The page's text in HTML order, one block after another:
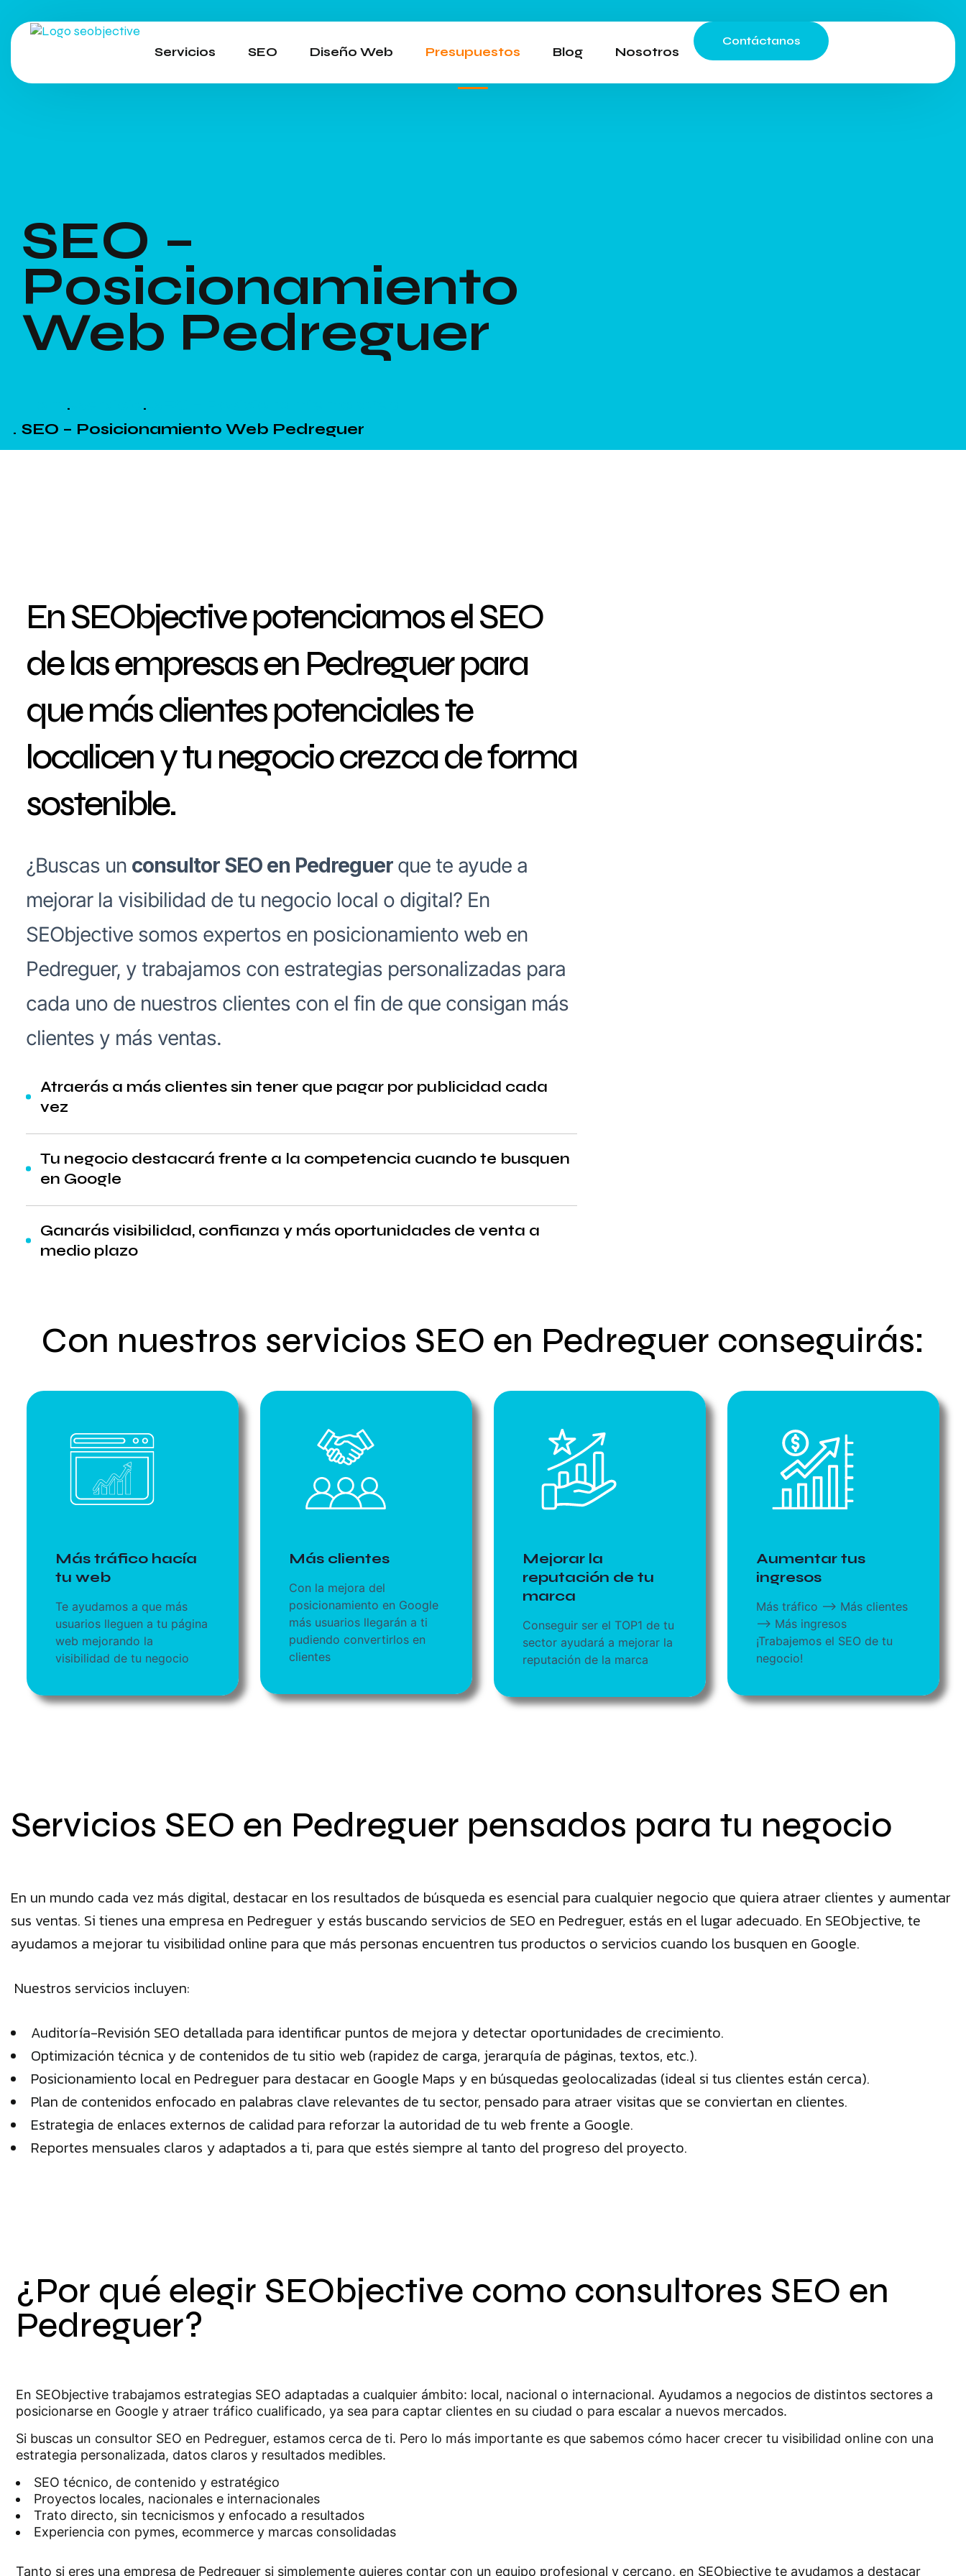
Servicios SEO Diseño Web Presupuestos Blog Nosotros
Contáctanos
SEO –
Posicionamiento
Web Pedreguer
Home Servicios
SEO – Posicionamiento Web Pedreguer
En SEObjective potenciamos el SEO
de las empresas en Pedreguer para
que más clientes potenciales te
localicen y tu negocio crezca de forma
sostenible.
¿Buscas un consultor SEO en Pedreguer que te ayude a
mejorar la visibilidad de tu negocio local o digital? En
SEObjective somos expertos en posicionamiento web en
Pedreguer, y trabajamos con estrategias personalizadas para
cada uno de nuestros clientes con el fin de que consigan más
clientes y más ventas.
Atraerás a más clientes sin tener que pagar por publicidad cada
vez
Tu negocio destacará frente a la competencia cuando te busquen
en Google
Ganarás visibilidad, confianza y más oportunidades de venta a
medio plazo
Con nuestros servicios SEO en Pedreguer conseguirás:
Más tráfico hacía
tu web
Te ayudamos a que más
usuarios lleguen a tu página
web mejorando la
visibilidad de tu negocio
Más clientes
Con la mejora del
posicionamiento en Google
más usuarios llegarán a ti
pudiendo convertirlos en
clientes
Mejorar la
reputación de tu
marca
Conseguir ser el TOP1 de tu
sector ayudará a mejorar la
reputación de la marca
Aumentar tus
ingresos
Más tráfico --> Más clientes
--> Más ingresos
¡Trabajemos el SEO de tu
negocio!
Servicios SEO en Pedreguer pensados para tu negocio
En un mundo cada vez más digital, destacar en los resultados de búsqueda es esencial para cualquier negocio que quiera atraer clientes y aumentar
sus ventas. Si tienes una empresa en Pedreguer y estás buscando servicios de SEO en Pedreguer, estás en el lugar adecuado. En SEObjective, te
ayudamos a mejorar tu visibilidad online para que más personas encuentren tus productos o servicios cuando los busquen en Google.
Nuestros servicios incluyen:
Auditoría-Revisión SEO detallada para identificar puntos de mejora y detectar oportunidades de crecimiento.
Optimización técnica y de contenidos de tu sitio web (rapidez de carga, jerarquía de páginas, textos, etc.).
Posicionamiento local en Pedreguer para destacar en Google Maps y en búsquedas geolocalizadas (ideal si tus clientes están cerca).
Plan de contenidos enfocado en palabras clave relevantes de tu sector, pensado para atraer visitas que se conviertan en clientes.
Estrategia de enlaces externos de calidad para reforzar la autoridad de tu web frente a Google.
Reportes mensuales claros y adaptados a ti, para que estés siempre al tanto del progreso del proyecto.
¿Por qué elegir SEObjective como consultores SEO en
Pedreguer?
En SEObjective trabajamos estrategias SEO adaptadas a cualquier ámbito: local, nacional o internacional. Ayudamos a negocios de distintos sectores a
posicionarse en Google y atraer tráfico cualificado, ya sea para captar clientes en su ciudad o para escalar a nuevos mercados.
Si buscas un consultor SEO en Pedreguer, estamos cerca de ti. Pero lo más importante es que sabemos cómo hacer crecer tu visibilidad online con una
estrategia personalizada, datos claros y resultados medibles.
SEO técnico, de contenido y estratégico
Proyectos locales, nacionales e internacionales
Trato directo, sin tecnicismos y enfocado a resultados
Experiencia con pymes, ecommerce y marcas consolidadas
Tanto si eres una empresa de Pedreguer si simplemente quieres contar con un equipo profesional y cercano, en SEObjective te ayudamos a destacar